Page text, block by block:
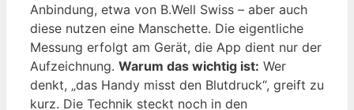
Anbindung, etwa von B.Well Swiss – aber auch
diese nutzen eine Manschette. Die eigentliche
Messung erfolgt am Gerät, die App dient nur der
Aufzeichnung. Warum das wichtig ist: Wer
denkt, „das Handy misst den Blutdruck“, greift zu
kurz. Die Technik steckt noch in den